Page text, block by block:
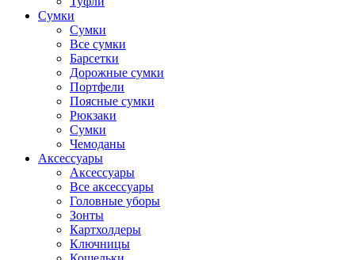
Сумки
Сумки
Все сумки
Барсетки
Дорожные сумки
Портфели
Поясные сумки
Рюкзаки
Сумки
Чемоданы
Аксессуары
Аксессуары
Все аксессуары
Головные уборы
Зонты
Картхолдеры
Ключницы